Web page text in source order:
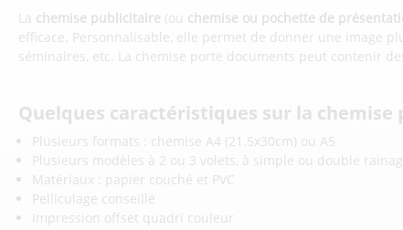
La chemise publicitaire (ou chemise ou pochette de
efficace. Personnalisable, elle permet de donner une image
séminaires, etc. La chemise porte documents peut contenir
Quelques caractéristiques sur la chemise
Plusieurs formats : chemise A4 (21.5x30cm) ou A5
Plusieurs modèles à 2 ou 3 volets, à simple ou double
Matériaux : papier couché et PVC
Pelliculage conseillé
Impression offset quadri couleur